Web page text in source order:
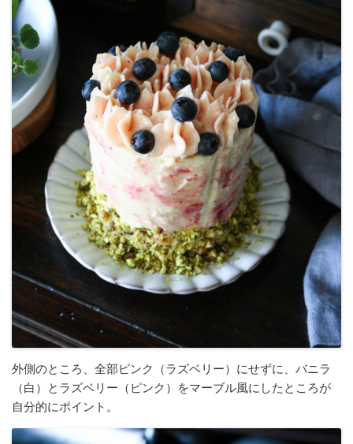
外側のところ、全部ピンク（ラズベリー）にせずに、バニラ
（白）とラズベリー（ピンク）をマーブル風にしたところが
自分的にポイント。